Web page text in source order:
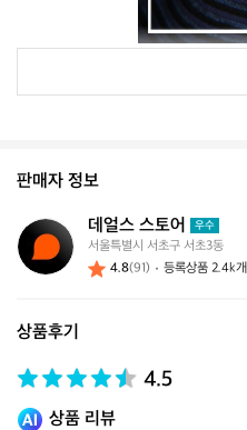
판매자 정보
데
얼
스
어
데얼스 스토어 우수
서울특별시 서초구 서초3동
4.8(91) 등록상품 2.4k개
상품후기
4.5
상품 리뷰